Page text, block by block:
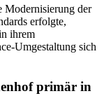
Modernisierung der
erfolgte,
ihrem
Umgestaltung sich
primär in